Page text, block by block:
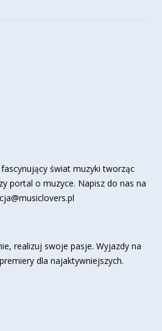
świat muzyki tworząc
portal o muzyce. Napisz do nas na
realizuj swoje pasje. Wyjazdy na
dla najaktywniejszych.